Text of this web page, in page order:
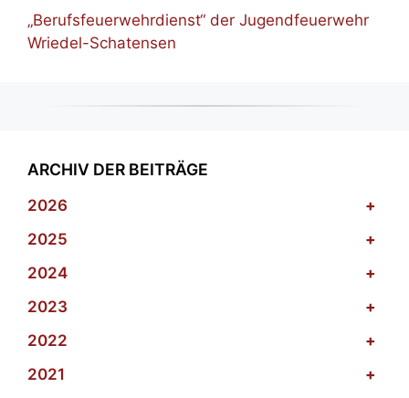
„Berufsfeuerwehrdienst“ der Jugendfeuerwehr
Wriedel-Schatensen
ARCHIV DER BEITRÄGE
2026
+
2025
+
2024
+
2023
+
2022
+
2021
+